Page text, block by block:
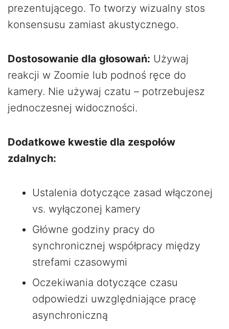
prezentującego. To tworzy wizualny stos
konsensusu zamiast akustycznego.
Dostosowanie dla głosowań: Używaj
reakcji w Zoomie lub podnoś ręce do
kamery. Nie używaj czatu – potrzebujesz
jednoczesnej widoczności.
Dodatkowe kwestie dla zespołów
zdalnych:
Ustalenia dotyczące zasad włączonej
vs. wyłączonej kamery
Główne godziny pracy do
synchronicznej współpracy między
strefami czasowymi
Oczekiwania dotyczące czasu
odpowiedzi uwzględniające pracę
asynchroniczną